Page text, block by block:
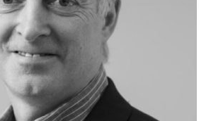
He has also worked as an
IT sector and for the Boston
in London and Oslo. He holds
in engineering from the
of Science and
and an MBA from Stanford